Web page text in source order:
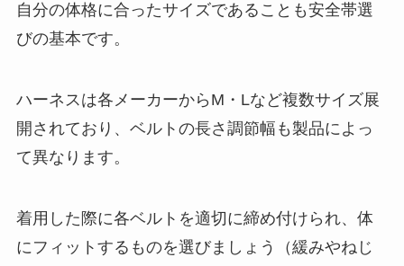
自分の体格に合ったサイズであることも安全帯選
びの基本です。
ハーネスは各メーカーからM・Lなど複数サイズ展
開されており、ベルトの長さ調節幅も製品によっ
て異なります。
着用した際に各ベルトを適切に締め付けられ、体
にフィットするものを選びましょう（緩みやねじ